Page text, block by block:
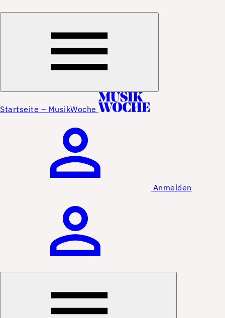
Startseite – MusikWoche
Anmelden